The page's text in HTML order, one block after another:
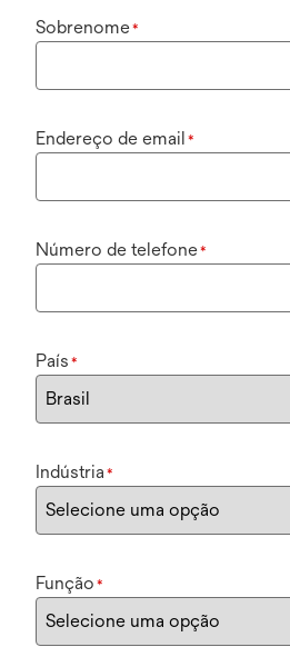
Sobrenome*
Endereço de email *
Número de telefone*
País *
Indústria *
Função *